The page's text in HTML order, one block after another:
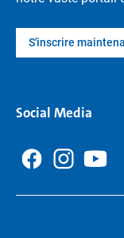
S'inscrire
Social Media